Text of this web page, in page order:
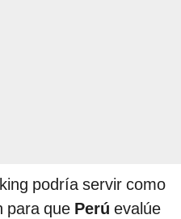
podría servir como
para que Perú evalúe